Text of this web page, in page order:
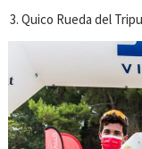
Quico Rueda del